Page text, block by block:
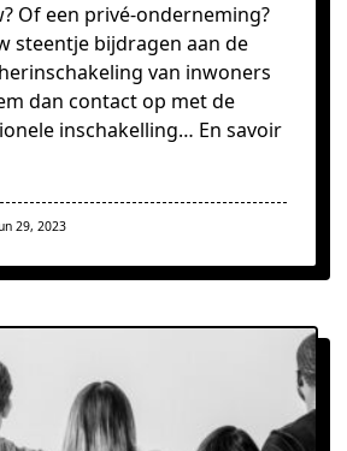
Of een privé-onderneming?
steentje bijdragen aan de
van inwoners
dan contact op met de
inschakelling… En savoir
29, 2023